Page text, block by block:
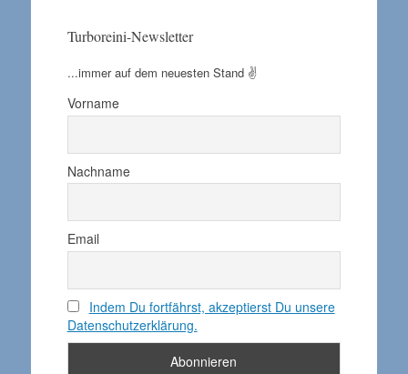
Turboreini-Newsletter
...immer auf dem neuesten Stand ✌️
Vorname
Nachname
Email
Indem Du fortfährst, akzeptierst Du unsere
Datenschutzerklärung.